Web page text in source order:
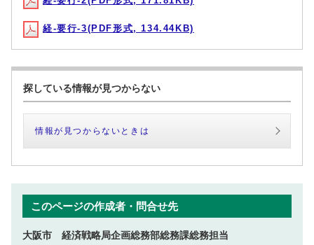
経‐要行‐3(PDF形式, 134.44KB)
探している情報が見つからない
情報が見つからないときは
このページの作成者・問合せ先
大阪市 経済戦略局企画総務部総務課総務担当